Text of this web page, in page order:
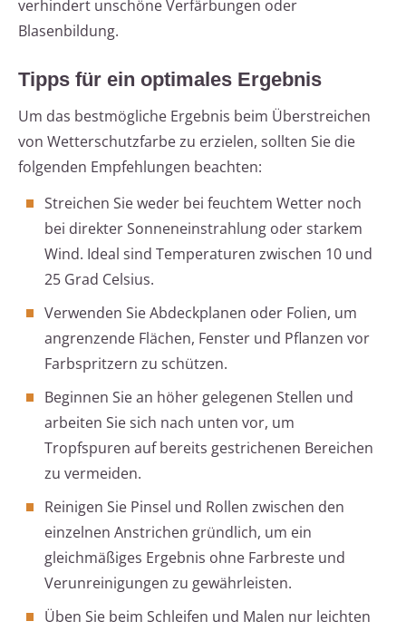
verhindert unschöne Verfärbungen oder
Blasenbildung.
Tipps für ein optimales Ergebnis
Um das bestmögliche Ergebnis beim Überstreichen
von Wetterschutzfarbe zu erzielen, sollten Sie die
folgenden Empfehlungen beachten:
Streichen Sie weder bei feuchtem Wetter noch
bei direkter Sonneneinstrahlung oder starkem
Wind. Ideal sind Temperaturen zwischen 10 und
25 Grad Celsius.
Verwenden Sie Abdeckplanen oder Folien, um
angrenzende Flächen, Fenster und Pflanzen vor
Farbspritzern zu schützen.
Beginnen Sie an höher gelegenen Stellen und
arbeiten Sie sich nach unten vor, um
Tropfspuren auf bereits gestrichenen Bereichen
zu vermeiden.
Reinigen Sie Pinsel und Rollen zwischen den
einzelnen Anstrichen gründlich, um ein
gleichmäßiges Ergebnis ohne Farbreste und
Verunreinigungen zu gewährleisten.
Üben Sie beim Schleifen und Malen nur leichten